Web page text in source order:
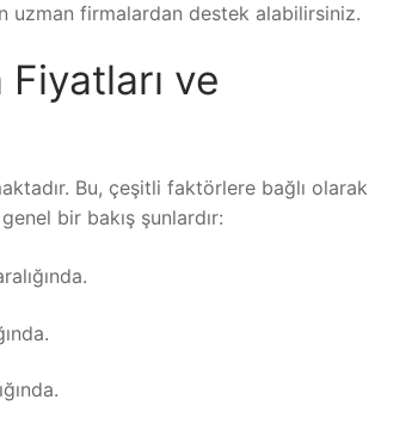
uzman firmalardan destek alabilirsiniz.
ve
Bu, çeşitli faktörlere bağlı olarak
bir bakış şunlardır: